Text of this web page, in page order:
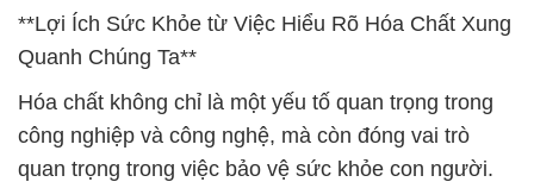
**Lợi Ích Sức Khỏe từ Việc Hiểu Rõ Hóa Chất Xung
Quanh Chúng Ta**
Hóa chất không chỉ là một yếu tố quan trọng trong
công nghiệp và công nghệ, mà còn đóng vai trò
quan trọng trong việc bảo vệ sức khỏe con người.